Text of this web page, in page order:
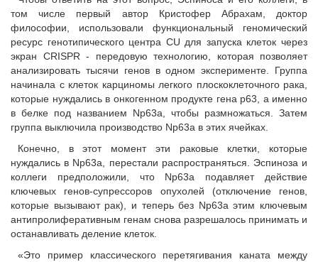
том числе первый автор Кристофер Абрахам, доктор
философии, использовали функциональный геномический
ресурс генотипического центра CU для запуска клеток через
экран CRISPR - передовую технологию, которая позволяет
анализировать тысячи генов в одном эксперименте. Группа
начинала с клеток карциномы легкого плоскоклеточного рака,
которые нуждались в онкогенном продукте гена p63, а именно
в белке под названием Np63a, чтобы размножаться. Затем
группа выключила производство Np63a в этих ячейках.
Конечно, в этот момент эти раковые клетки, которые
нуждались в Np63a, перестали распространяться. Эспиноза и
коллеги предположили, что Np63a подавляет действие
ключевых генов-супрессоров опухолей (отключение генов,
которые вызывают рак), и теперь без Np63a этим ключевым
антипролиферативным генам снова разрешалось принимать и
останавливать деление клеток.
«Это пример классического перетягивания каната между